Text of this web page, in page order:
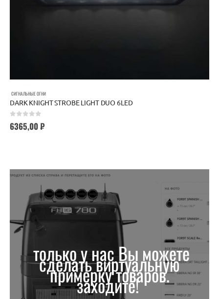
СИГНАЛЬНЫЕ ОГНИ
DARK KNIGHT STROBE LIGHT DUO 6LED
6365,00₽
только у нас Вы можете
сделать виртуальную
примерку товаров.
заходите!